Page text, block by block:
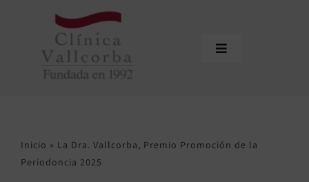
contenido
Toggle
Equipo
Inicio » La Dra. Vallcorba, Premio Promoción de la
Periodoncia 2025